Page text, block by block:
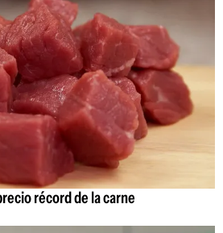
récord de la carne